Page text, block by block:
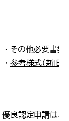
・ その他必要書類
・ 参考様式（新旧
優良認定申請は、